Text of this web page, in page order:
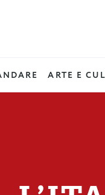
ARTE E